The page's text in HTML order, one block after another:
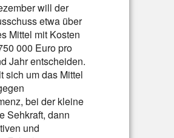
will der
etwa über
Mittel mit Kosten
000 Euro pro
Jahr entscheiden.
sich um das Mittel
bei der kleine
Sehkraft, dann
und